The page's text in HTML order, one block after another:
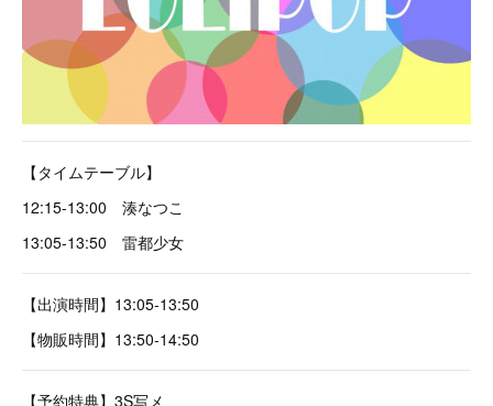
【タイムテーブル】
12:15-13:00 湊なつこ
13:05-13:50 雷都少女
【出演時間】13:05-13:50
【物販時間】13:50-14:50
【予約特典】3S写メ